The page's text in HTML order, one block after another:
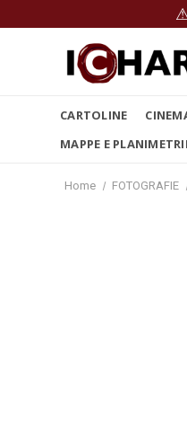
CARTOLINE
MAPPE E
Home FOTOGRAFIE